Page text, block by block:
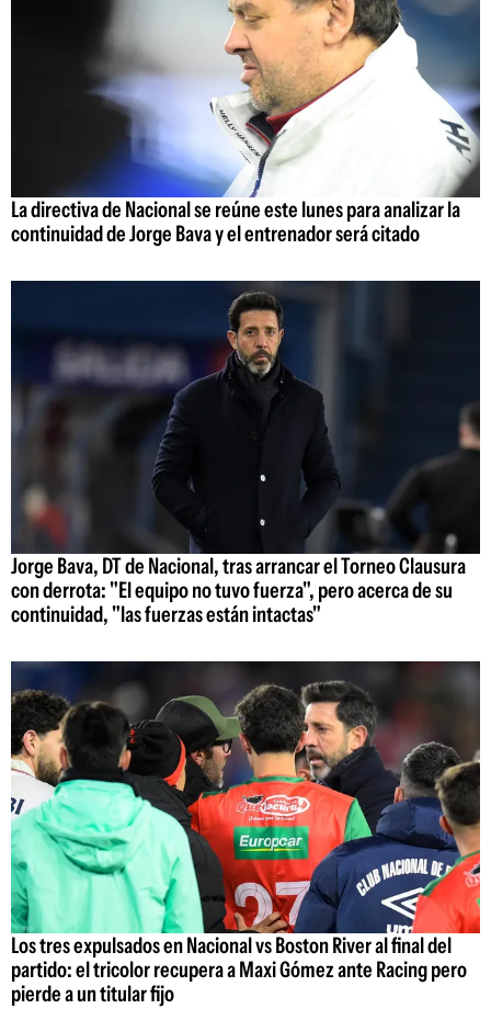
La directiva de Nacional se reúne este lunes para analizar la
continuidad de Jorge Bava y el entrenador será citado
Jorge Bava, DT de Nacional, tras arrancar el Torneo Clausura
con derrota: "El equipo no tuvo fuerza", pero acerca de su
continuidad, "las fuerzas están intactas"
Los tres expulsados en Nacional vs Boston River al final del
partido: el tricolor recupera a Maxi Gómez ante Racing pero
pierde a un titular fijo